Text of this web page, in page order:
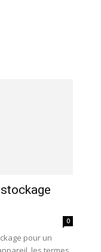
0
pour un